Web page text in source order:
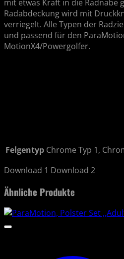
mit etwas Kraft in die Radnabe
Radabdeckung wird mit
verriegelt. Alle Typen der
und passend für den
MotionX4/Powergolfer.
Felgentyp Chrome Typ 1,
Download 1 Download 2
Ähnliche Produkte